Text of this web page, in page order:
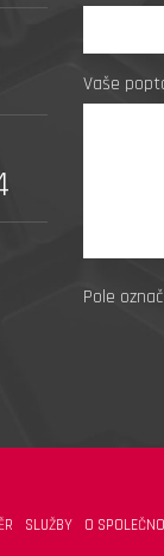
Vaše
Pole
SLUŽBY O